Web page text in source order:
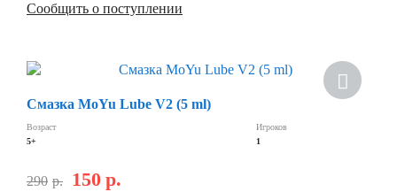
Сообщить о поступлении
Смазка MoYu Lube V2 (5 ml)
Возраст
5+
Игроков
1
290 р. 150 р.